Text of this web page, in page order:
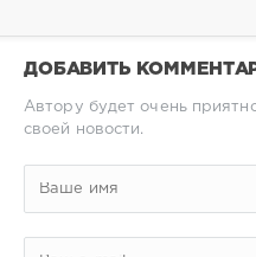
ДОБАВИТЬ
Автору будет очень
своей новости.